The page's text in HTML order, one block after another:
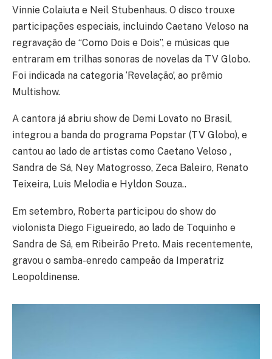
Vinnie Colaiuta e Neil Stubenhaus. O disco trouxe
participações especiais, incluindo Caetano Veloso na
regravação de “Como Dois e Dois”, e músicas que
entraram em trilhas sonoras de novelas da TV Globo.
Foi indicada na categoria ‘Revelação’, ao prêmio
Multishow.
A cantora já abriu show de Demi Lovato no Brasil,
integrou a banda do programa Popstar (TV Globo), e
cantou ao lado de artistas como Caetano Veloso ,
Sandra de Sá, Ney Matogrosso, Zeca Baleiro, Renato
Teixeira, Luis Melodia e Hyldon Souza..
Em setembro, Roberta participou do show do
violonista Diego Figueiredo, ao lado de Toquinho e
Sandra de Sá, em Ribeirão Preto. Mais recentemente,
gravou o samba-enredo campeão da Imperatriz
Leopoldinense.